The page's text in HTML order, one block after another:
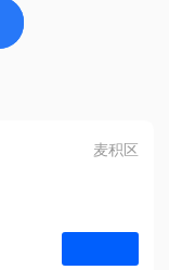
麦积区